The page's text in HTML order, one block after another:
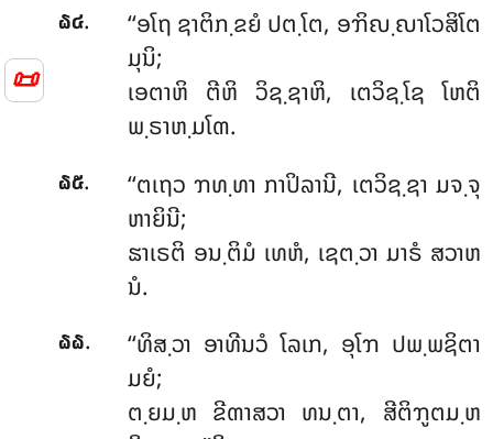
📜
໖໔. ‘‘ອໂຖ ຊາຕິກ຺ຂຍໍ ປຕ຺ໂຕ, ອຠິຎ຺ຎາໂວສິໂຕ
ມຸນິ;
ເອຕາຫິ ຕີຫິ ວິຊ຺ຊາຫິ, ເຕວິຊ຺ໂຊ ໂຫຕິ
ພ຺ຣາຫ຺ມໂຓ.
໖໕.
‘‘ຕເຖວ ຠທ຺ທາ ກາປິລານີ, ເຕວິຊ຺ຊາ ມຈ຺ຈຸ
ຫາຍິນີ;
ຘາເຣຕິ ອນ຺ຕິມໍ ເທຫໍ, ເຊຕ຺ວາ ມາຣໍ ສວາຫ
ນໍ.
໖໖.
‘‘ທິສ຺ວາ ອາທີນວໍ ໂລເກ, ອຸໂຠ ປພ຺ພຊິຕາ
ມຍໍ;
ຕ຺ຍມ຺ຫ ຂີຓາສວາ ທນ຺ຕາ, ສີຕິຠູຕມ຺ຫ